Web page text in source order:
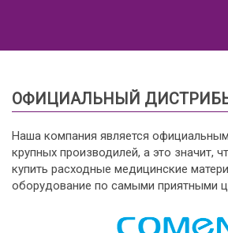
ОФИЦИАЛЬНЫЙ
Наша компания является
крупных производилей, а это значит,
купить расходные медицинские
оборудование по самыми приятными